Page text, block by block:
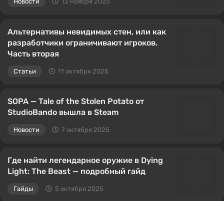
Альтернативы невидимых стен, или как
разработчики ограничивают игроков.
Часть вторая
Статьи 11 октября 2025
SOPA — Tale of the Stolen Potato от
StudioBando вышла в Steam
Новости 7 октября 2025
Где найти легендарное оружие в Dying
Light: The Beast — подробный гайд
Гайды 5 октября 2025